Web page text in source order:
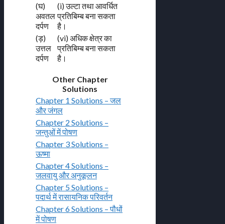
(घ)
अवतल
दर्पण
(i) उल्टा तथा आवर्धित
प्रतिबिम्ब बना सकता
है।
(ड़)
उत्तल
दर्पण
(vi) अधिक क्षेत्र का
प्रतिबिम्ब बना सकता
है।
Other Chapter
Solutions
Chapter 1 Solutions – जल
और जंगल
Chapter 2 Solutions –
जन्तुओं में पोषण
Chapter 3 Solutions –
ऊष्मा
Chapter 4 Solutions –
जलवायु और अनुकूलन
Chapter 5 Solutions –
पदार्थ में रासायनिक परिवर्तन
Chapter 6 Solutions – पौधों
में पोषण